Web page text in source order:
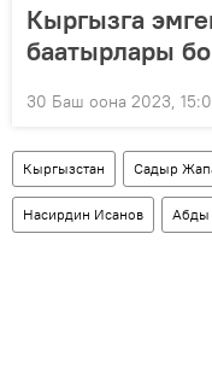
Кыргызга
баатырлары
30 Баш оона 2023,
Кыргызстан Садыр
Насирдин Исанов Абды